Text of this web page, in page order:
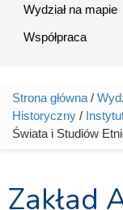
Wydział na mapie
Współpraca
Jesteś tutaj
Strona główna /
Historyczny /
Świata i Studiów
Zakład